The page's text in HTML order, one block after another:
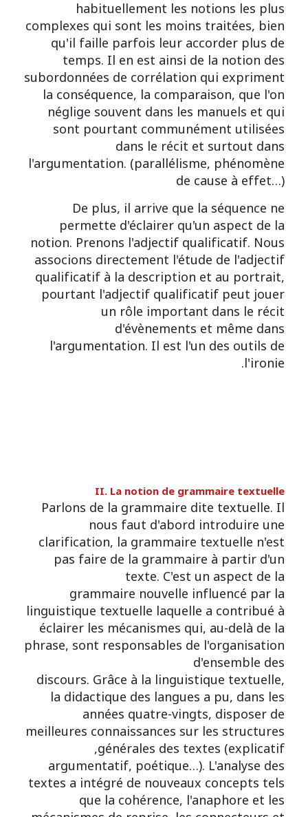
habituellement les notions les plus
complexes qui sont les moins traitées, bien
qu'il faille parfois leur accorder plus de
temps. Il en est ainsi de la notion des
subordonnées de corrélation qui expriment
la conséquence, la comparaison, que l'on
néglige souvent dans les manuels et qui
sont pourtant communément utilisées
dans le récit et surtout dans
l'argumentation. (parallélisme, phénomène
de cause à effet…)
De plus, il arrive que la séquence ne
permette d'éclairer qu'un aspect de la
notion. Prenons l'adjectif qualificatif. Nous
associons directement l'étude de l'adjectif
qualificatif à la description et au portrait,
pourtant l'adjectif qualificatif peut jouer
un rôle important dans le récit
d'évènements et même dans
l'argumentation. Il est l'un des outils de
l'ironie.
II. La notion de grammaire textuelle
Parlons de la grammaire dite textuelle. Il
nous faut d'abord introduire une
clarification, la grammaire textuelle n'est
pas faire de la grammaire à partir d'un
texte. C'est un aspect de la
grammaire nouvelle influencé par la
linguistique textuelle laquelle a contribué à
éclairer les mécanismes qui, au-delà de la
phrase, sont responsables de l'organisation
d'ensemble des
discours. Grâce à la linguistique textuelle,
la didactique des langues a pu, dans les
années quatre-vingts, disposer de
meilleures connaissances sur les structures
générales des textes (explicatif,
argumentatif, poétique…). L'analyse des
textes a intégré de nouveaux concepts tels
que la cohérence, l'anaphore et les